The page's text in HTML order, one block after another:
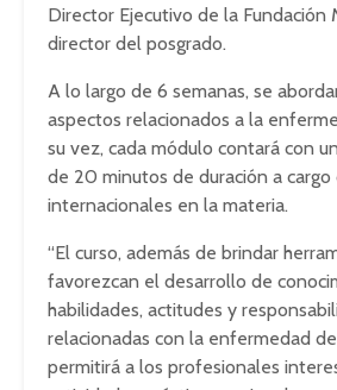
Director Ejecutivo de la Fundación
director del posgrado.
A lo largo de 6 semanas, se
aspectos relacionados a la
su vez, cada módulo contará con
de 20 minutos de duración a
internacionales en la materia.
“El curso, además de brindar
favorezcan el desarrollo de
habilidades, actitudes y
relacionadas con la enfermedad
permitirá a los profesionales